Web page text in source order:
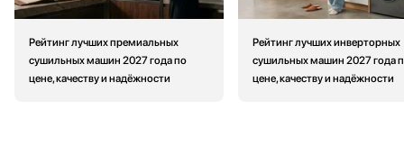
Рейтинг лучших премиальных
сушильных машин 2027 года по
цене, качеству и надёжности
Рейтинг лучших инверторных
сушильных машин 2027 года
цене, качеству и надёжности